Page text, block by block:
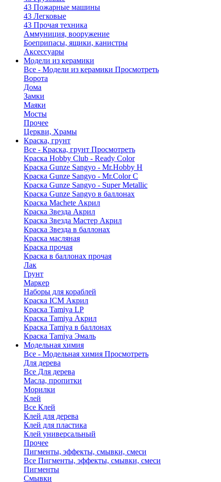
43 Пожарные машины
43 Легковые
43 Прочая техника
Аммуниция, вооружение
Боеприпасы, ящики, канистры
Аксессуары
Модели из керамики
Все - Модели из керамики Просмотреть
Ворота
Дома
Замки
Маяки
Мосты
Прочее
Церкви, Храмы
Краска, грунт
Все - Краска, грунт Просмотреть
Краска Hobby Club - Ready Color
Краска Gunze Sangyo - Mr.Hobby H
Краска Gunze Sangyo - Mr.Color C
Краска Gunze Sangyo - Super Metallic
Краска Gunze Sangyo в баллонах
Краска Machete Акрил
Краска Звезда Акрил
Краска Звезда Мастер Акрил
Краска Звезда в баллонах
Краска масляная
Краска прочая
Краска в баллонах прочая
Лак
Грунт
Маркер
Наборы для кораблей
Краска ICM Акрил
Краска Tamiya LP
Краска Tamiya Акрил
Краска Tamiya в баллонах
Краска Tamiya Эмаль
Модельная химия
Все - Модельная химия Просмотреть
Для дерева
Все Для дерева
Масла, пропитки
Морилки
Клей
Все Клей
Клей для дерева
Клей для пластика
Клей универсальный
Прочее
Пигменты, эффекты, смывки, смеси
Все Пигменты, эффекты, смывки, смеси
Пигменты
Смывки